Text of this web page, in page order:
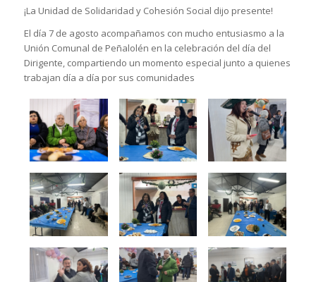
¡La Unidad de Solidaridad y Cohesión Social dijo presente!
El día 7 de agosto acompañamos con mucho entusiasmo a la
Unión Comunal de Peñalolén en la celebración del día del
Dirigente, compartiendo un momento especial junto a quienes
trabajan día a día por sus comunidades